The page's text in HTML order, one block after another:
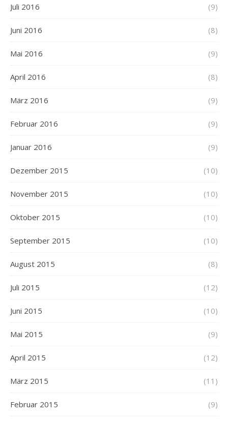
Juli 2016 (9)
Juni 2016 (8)
Mai 2016 (9)
April 2016 (8)
März 2016 (9)
Februar 2016 (9)
Januar 2016 (9)
Dezember 2015 (10)
November 2015 (10)
Oktober 2015 (10)
September 2015 (10)
August 2015 (8)
Juli 2015 (12)
Juni 2015 (10)
Mai 2015 (9)
April 2015 (12)
März 2015 (11)
Februar 2015 (9)